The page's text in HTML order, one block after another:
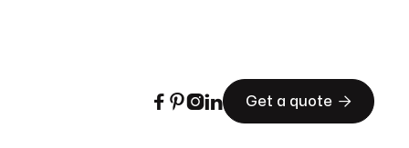
  Get a quote 